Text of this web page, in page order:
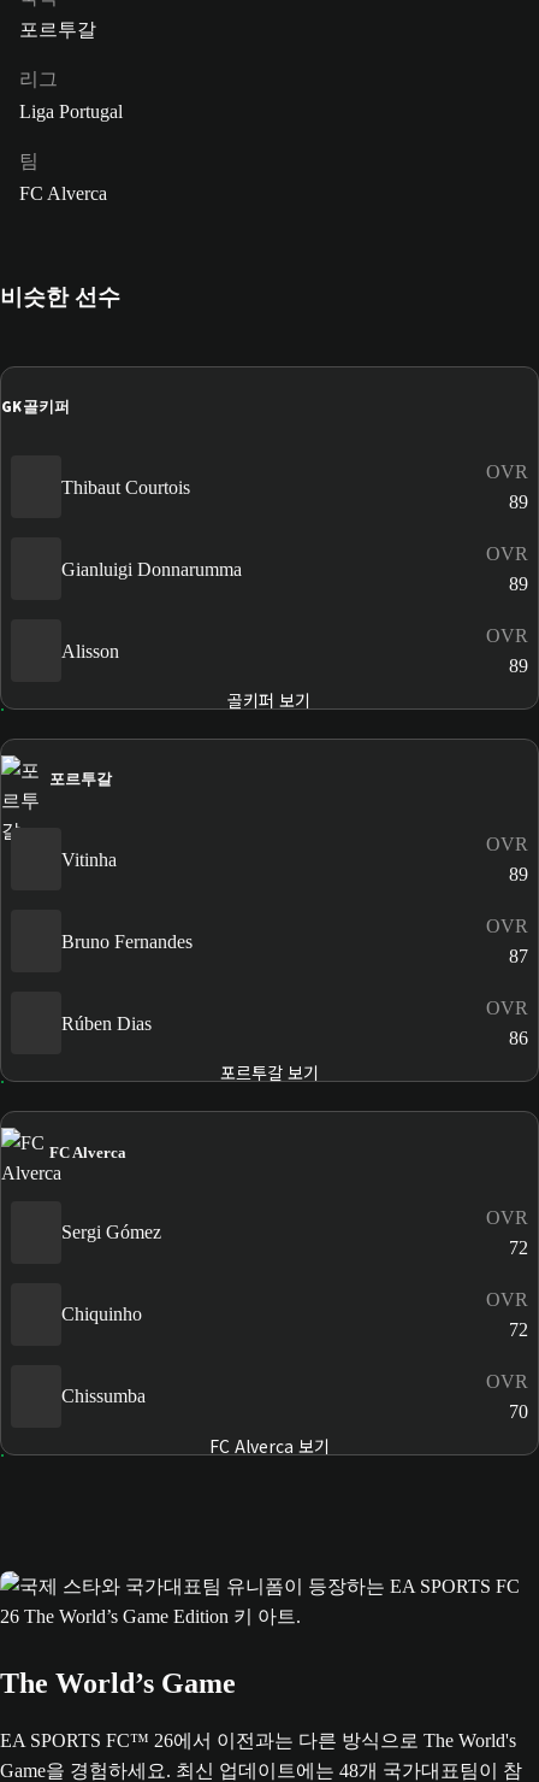
포르투갈
리그
Liga Portugal
팀
FC Alverca
비슷한 선수
GK골키퍼
Thibaut Courtois
OVR
89
Gianluigi Donnarumma
OVR
89
Alisson
OVR
89
골키퍼 보기
포르투갈
Vitinha
OVR
89
Bruno Fernandes
OVR
87
Rúben Dias
OVR
86
포르투갈 보기
FC Alverca
Sergi Gómez
OVR
72
Chiquinho
OVR
72
Chissumba
OVR
70
FC Alverca 보기
The World’s Game
EA SPORTS FC™ 26에서 이전과는 다른 방식으로 The World's
Game을 경험하세요. 최신 업데이트에는 48개 국가대표팀이 참